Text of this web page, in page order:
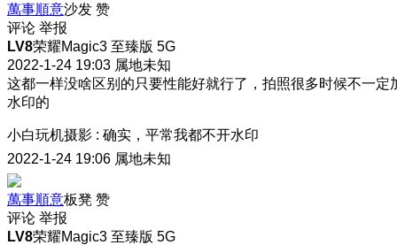
萬事順意沙发 赞
评论 举报
LV8荣耀Magic3 至臻版 5G
2022-1-24 19:03 属地未知
这都一样没啥区别的只要性能好就行了，拍照很多时候不一定
水印的
小白玩机摄影 : 确实，平常我都不开水印
2022-1-24 19:06 属地未知
萬事順意板凳 赞
评论 举报
LV8荣耀Magic3 至臻版 5G